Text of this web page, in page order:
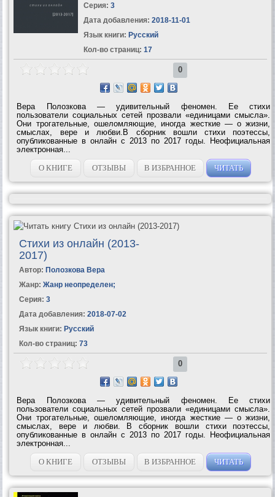
Серия: 3
Дата добавления: 2018-11-01
Язык книги: Русский
Кол-во страниц: 17
0
Вера Полозкова — удивительный феномен. Ее стихи
пользователи социальных сетей прозвали «единицами смысла».
Они трогательные, ошеломляющие, иногда жесткие — о жизни,
смыслах, вере и любви.В сборник вошли стихи поэтессы,
опубликованные в онлайн с 2013 по 2017 годы. Неофициальная
электронная...
О КНИГЕ
ОТЗЫВЫ В ИЗБРАННОЕ ЧИТАТЬ
Стихи из онлайн (2013-
2017)
Автор: Полозкова Вера
Жанр: Жанр неопределен;
Серия: 3
Дата добавления: 2018-07-02
Язык книги: Русский
Кол-во страниц: 73
0
Вера Полозкова — удивительный феномен. Ее стихи
пользователи социальных сетей прозвали «единицами смысла».
Они трогательные, ошеломляющие, иногда жесткие — о жизни,
смыслах, вере и любви. В сборник вошли стихи поэтессы,
опубликованные в онлайн с 2013 по 2017 годы. Неофициальная
электронная...
О КНИГЕ
ОТЗЫВЫ В ИЗБРАННОЕ ЧИТАТЬ